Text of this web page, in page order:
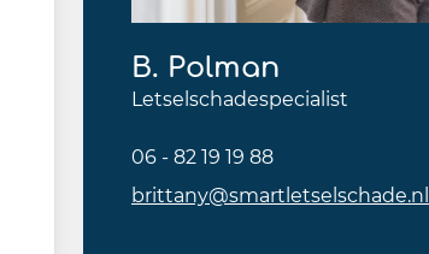
B. Polman
Letselschadespecialist
06 - 82 19 19 88
brittany@smartletselschade.nl